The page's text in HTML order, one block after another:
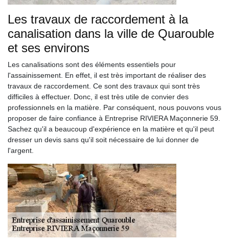
Les travaux de raccordement à la
canalisation dans la ville de Quarouble
et ses environs
Les canalisations sont des éléments essentiels pour
l'assainissement. En effet, il est très important de réaliser des
travaux de raccordement. Ce sont des travaux qui sont très
difficiles à effectuer. Donc, il est très utile de convier des
professionnels en la matière. Par conséquent, nous pouvons vous
proposer de faire confiance à Entreprise RIVIERA Maçonnerie 59.
Sachez qu'il a beaucoup d'expérience en la matière et qu'il peut
dresser un devis sans qu'il soit nécessaire de lui donner de
l'argent.